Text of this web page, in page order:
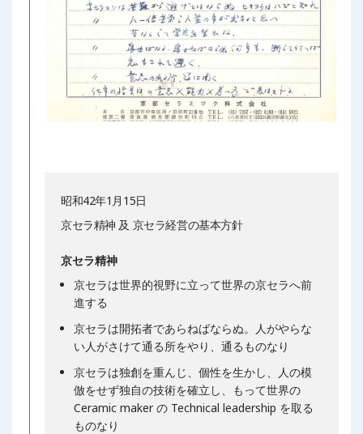
昭和42年1月15日
京セラ精神 及 京セラ経営の基本方針
京セラ精神
京セラは世界的視野に立って世界の京セラへ前
進する
京セラは開拓者であらねばならぬ。人がやらな
い人がさけて通る所をやり、通るものなり
京セラは独創を重んじ、個性を生かし、人の模
倣をせず独自の技術を確立し、もって世界の
Ceramic maker の Technical leadership を取る
ものなり